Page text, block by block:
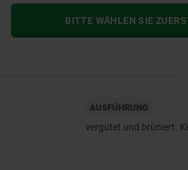
BITTE WÄHLEN SIE
AUSFÜHRUNG
vergütet und brüniert.